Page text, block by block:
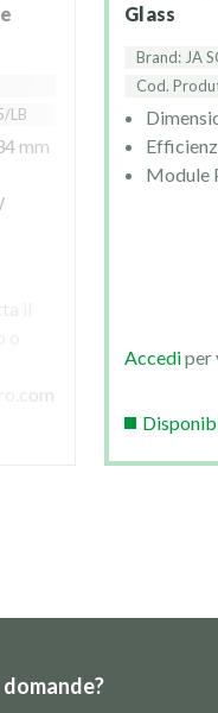
LB
mm
il
Glass
Brand: JA
Cod.
Module
Accediper